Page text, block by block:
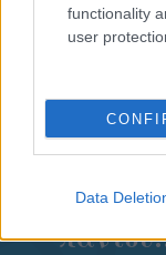
functionality
user
Data
Aκολουθήστε